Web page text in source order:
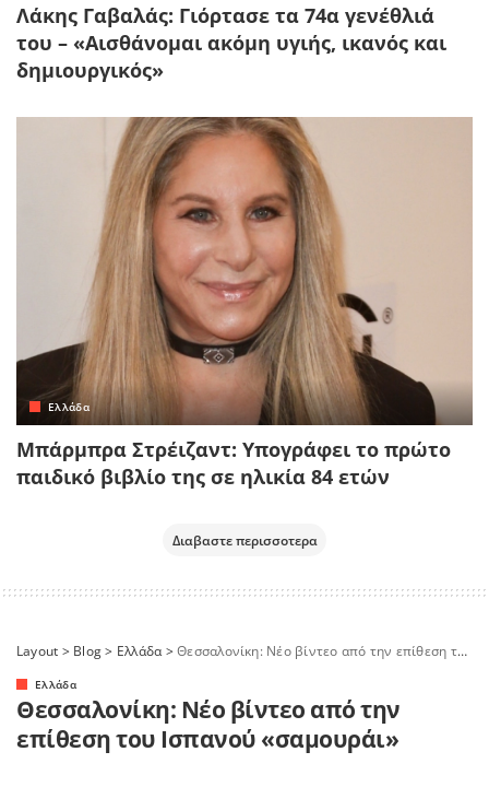
Λάκης Γαβαλάς: Γιόρτασε τα 74α γενέθλιά
του – «Αισθάνομαι ακόμη υγιής, ικανός και
δημιουργικός»
Ελλάδα
Μπάρμπρα Στρέιζαντ: Υπογράφει το πρώτο
παιδικό βιβλίο της σε ηλικία 84 ετών
Διαβαστε περισσοτερα
Layout > Blog> Ελλάδα>Θεσσαλονίκη: Νέο βίντεο από την επίθεση του Ισπανού «σαμουράι»
Ελλάδα
Θεσσαλονίκη: Νέο βίντεο από την
επίθεση του Ισπανού «σαμουράι»